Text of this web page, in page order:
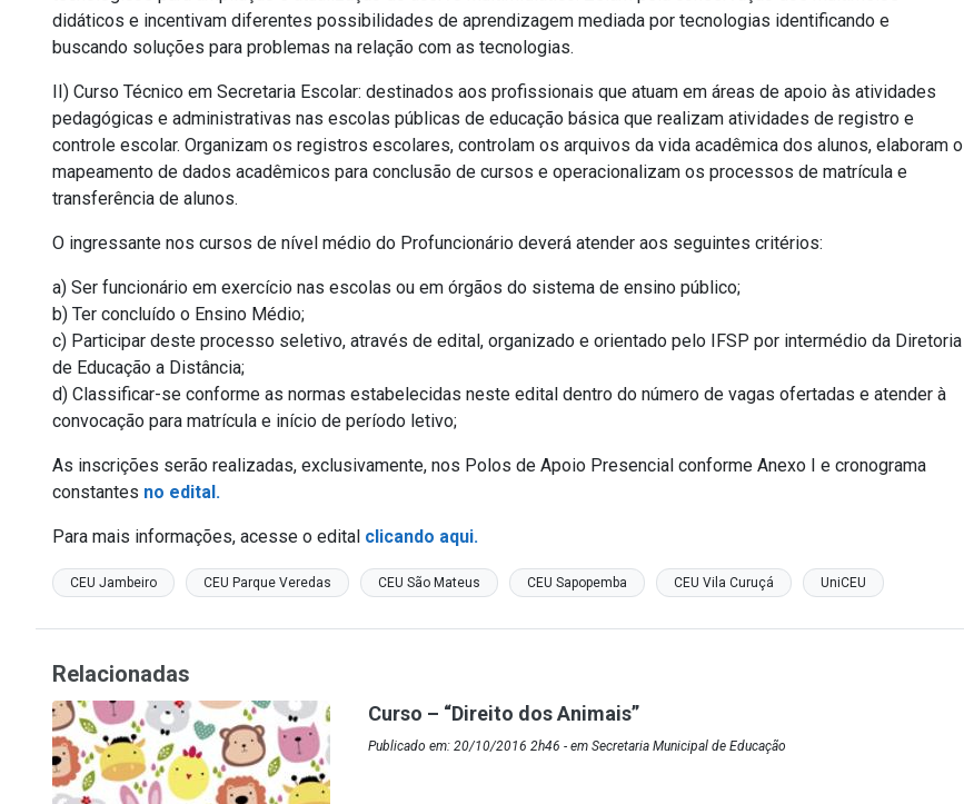
didáticos e incentivam diferentes possibilidades de aprendizagem mediada por tecnologias identificando e
buscando soluções para problemas na relação com as tecnologias.
II) Curso Técnico em Secretaria Escolar: destinados aos profissionais que atuam em áreas de apoio às atividades
pedagógicas e administrativas nas escolas públicas de educação básica que realizam atividades de registro e
controle escolar. Organizam os registros escolares, controlam os arquivos da vida acadêmica dos alunos, elaboram o
mapeamento de dados acadêmicos para conclusão de cursos e operacionalizam os processos de matrícula e
transferência de alunos.
O ingressante nos cursos de nível médio do Profuncionário deverá atender aos seguintes critérios:
a) Ser funcionário em exercício nas escolas ou em órgãos do sistema de ensino público;
b) Ter concluído o Ensino Médio;
c) Participar deste processo seletivo, através de edital, organizado e orientado pelo IFSP por intermédio da Diretoria
de Educação a Distância;
d) Classificar-se conforme as normas estabelecidas neste edital dentro do número de vagas ofertadas e atender à
convocação para matrícula e início de período letivo;
As inscrições serão realizadas, exclusivamente, nos Polos de Apoio Presencial conforme Anexo I e cronograma
constantes no edital.
Para mais informações, acesse o edital clicando aqui.
CEU Jambeiro CEU Parque Veredas CEU São Mateus CEU Sapopemba CEU Vila Curuçá UniCEU
Relacionadas
Curso – “Direito dos Animais”
Publicado em: 20/10/2016 2h46 - em Secretaria Municipal de Educação